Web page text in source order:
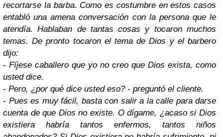
recortarse la barba. Como es costumbre en estos casos
entabló una amena conversación con la persona que le
atendía. Hablaban de tantas cosas y tocaron muchos
temas. De pronto tocaron el tema de Dios y el barbero
dijo:
- Fíjese caballero que yo no creo que Dios exista, como
usted dice.
- Pero, ¿por qué dice usted eso? - preguntó el cliente.
- Pues es muy fácil, basta con salir a la calle para darse
cuenta de que Dios no existe. O dígame, ¿acaso si Dios
existiera habría tantos enfermos, tantos niños